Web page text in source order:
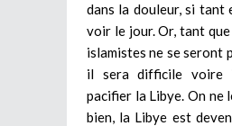
dans la douleur, si tant
voir le jour. Or, tant
islamistes ne se seront
il sera difficile voire
pacifier la Libye. On ne
bien, la Libye est